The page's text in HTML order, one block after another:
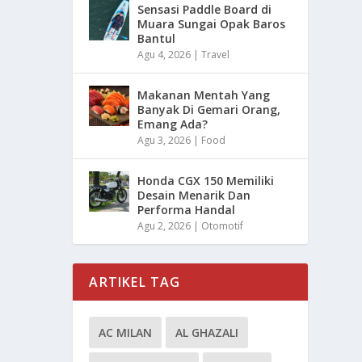
Sensasi Paddle Board di
Muara Sungai Opak Baros
Bantul
Agu 4, 2026 |Travel
Makanan Mentah Yang
Banyak Di Gemari Orang,
Emang Ada?
Agu 3, 2026 | Food
Honda CGX 150 Memiliki
Desain Menarik Dan
Performa Handal
Agu 2, 2026 | Otomotif
ARTIKEL TAG
AC MILAN AL GHAZALI